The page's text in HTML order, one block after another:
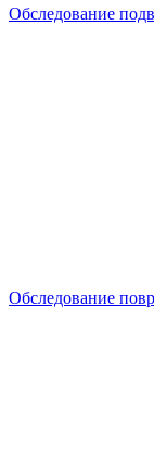
Обследование
Обследование